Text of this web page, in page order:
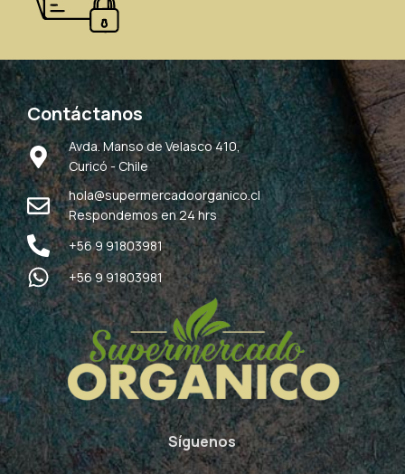
Contáctanos
Avda. Manso de Velasco 410,
Curicó - Chile
hola@supermercadoorganico.cl
Respondemos en 24 hrs
+56 9 91803981
+56 9 91803981
Síguenos